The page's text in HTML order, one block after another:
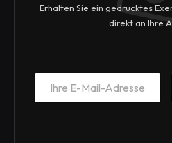
Erhalten Sie ein gedrucktes
direkt an Ihre
E
a